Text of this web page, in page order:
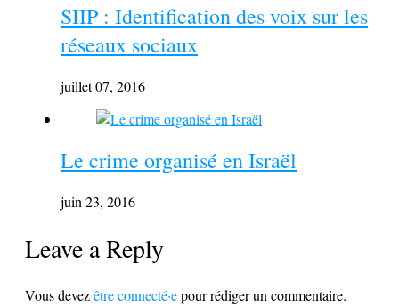
SIIP : Identification des voix sur les
réseaux sociaux
juillet 07, 2016
Le crime organisé en Israël
juin 23, 2016
Leave a Reply
Vous devezêtre connecté·epour rédiger un commentaire.